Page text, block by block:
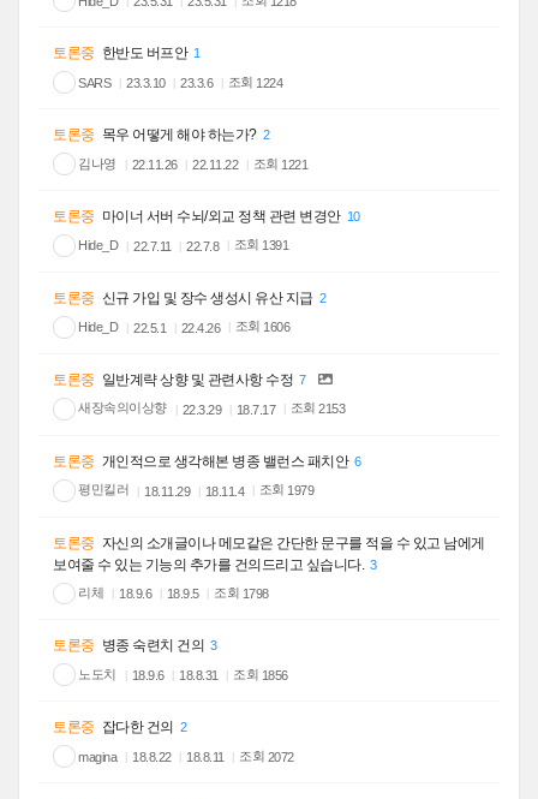
토론중 한반도 버프안 1
SARS 23.3.10 23.3.6 조회 1224
토론중 목우 어떻게 해야 하는가? 2
김나영
22.11.26 22.11.22 조회 1221
토론중 마이너 서버 수뇌/외교 정책 관련 변경안 10
Hide_D 22.7.11 22.7.8 조회 1391
토론중 신규 가입 및 장수 생성시 유산 지급 2
Hide_D 22.5.1 22.4.26 조회 1606
토론중 일반계략 상향 및 관련사항 수정 7
새장속의이상향
22.3.29 18.7.17 조회2153
토론중 개인적으로 생각해본 병종 밸런스 패치안 6
평민킬러
18.11.29 18.11.4 조회 1979
토론중 자신의 소개글이나 메모같은 간단한 문구를 적을 수 있고 남에게
보여줄 수 있는 기능의 추가를 건의드리고 싶습니다.
3
리체
18.9.6 18.9.5 조회 1798
토론중 병종 숙련치 건의
3
노도치
18.9.6 18.8.31 조회 1856
토론중 잡다한 건의 2
magina 18.8.22 18.8.11 조회 2072